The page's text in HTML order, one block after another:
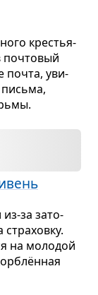
кре­стья­
почто­вый
почта, уви­
из-за зато­
на моло­дой